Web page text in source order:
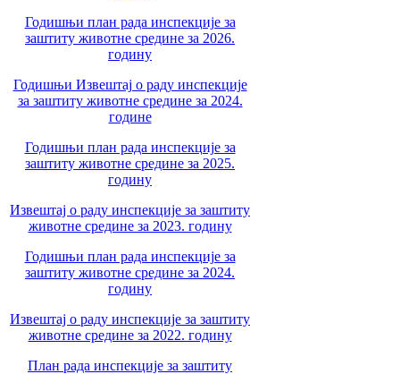
Годишњи план рада инспекције за
заштиту животне средине за 2026.
годину
Годишњи Извештај о раду инспекције
за заштиту животне средине за 2024.
године
Годишњи план рада инспекције за
заштиту животне средине за 2025.
годину
Извештај о раду инспекције за заштиту
животне средине за 2023. годину
Годишњи план рада инспекције за
заштиту животне средине за 2024.
годину
Извештај о раду инспекције за заштиту
животне средине за 2022. годину
План рада инспекције за заштиту